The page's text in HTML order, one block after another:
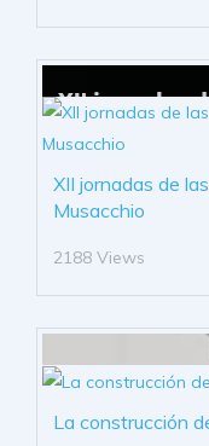
XII jornadas de
Musacchio
2188 Views
La construcción